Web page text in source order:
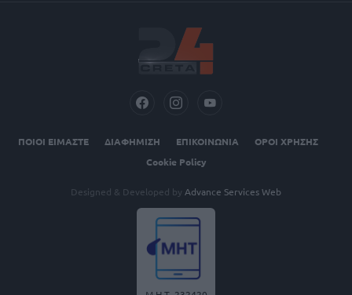
ΠΟΙΟΙ ΕΙΜΑΣΤΕ ΔΙΑΦΗΜΙΣΗ ΕΠΙΚΟΙΝΩΝΙΑ
ΟΡΟΙ ΧΡΗΣΗΣ
Cookie Policy
Designed & Developed by Advance Services Web